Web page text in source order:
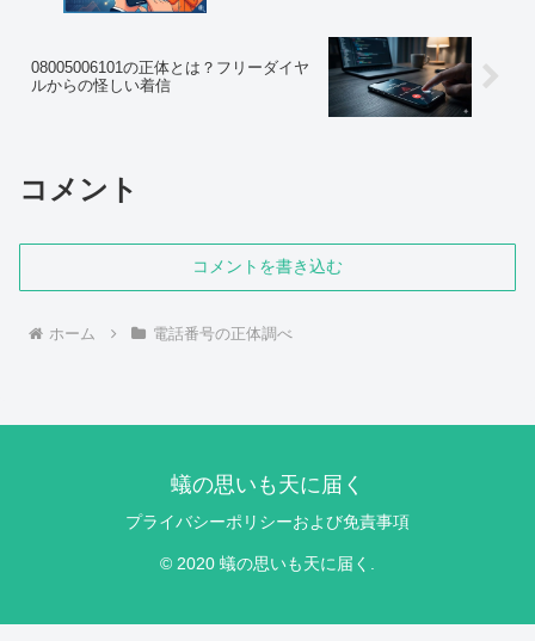
08005006101の正体とは？フリーダイヤ
ルからの怪しい着信
コメント
コメントを書き込む
ホーム 電話番号の正体調べ
蟻の思いも天に届く
プライバシーポリシーおよび免責事項
© 2020 蟻の思いも天に届く.